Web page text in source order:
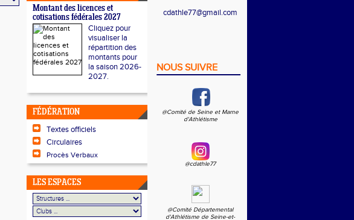
Montant des licences et
cotisations fédérales 2027
Cliquez pour
visualiser la
répartition des
montants pour
la saison 2026-
2027.
FÉDÉRATION
Textes officiels
Circulaires
Procès Verbaux
LES ESPACES
cdathle77@gmail.com
NOUS SUIVRE
@Comité de Seine et Marne
d'Athlétisme
@cdathle77
@Comité Départemental
d'Athlétisme de Seine-et-